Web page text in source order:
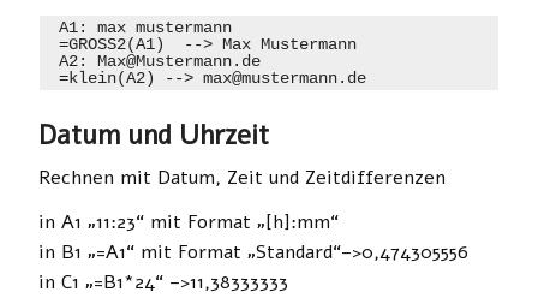
A1: max mustermann
=GROSS2(A1)  --> Max Mustermann
A2: Max@Mustermann.de
=klein(A2) --> max@mustermann.de
Datum und Uhrzeit
Rechnen mit Datum, Zeit und Zeitdifferenzen
in A1 „11:23“ mit Format „[h]:mm“
in B1 „=A1“ mit Format „Standard“–>0,474305556
in C1 „=B1*24“ –>11,38333333